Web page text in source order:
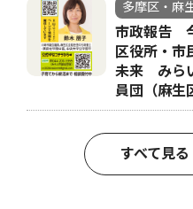
多摩区・麻
市政報告
区役所・市
未来 みら
員団（麻
すべて見る